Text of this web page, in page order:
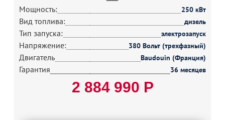
Мощность:
250 кВт
Вид топлива: дизель
Тип запуска: электрозапуск
Напряжение: 380 Вольт (трехфазный)
Двигатель Baudouin (Франция)
Гарантия 36 месяцев
2 884 990 Р